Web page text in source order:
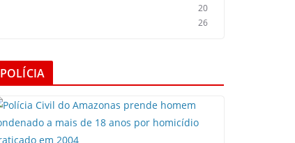
20
26
POLÍCIA